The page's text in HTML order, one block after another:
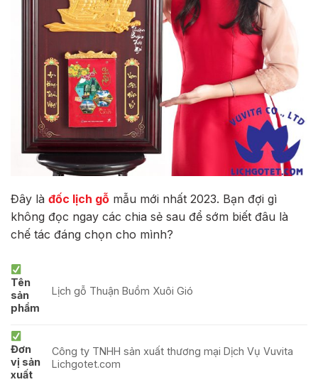
Đây là đốc lịch gỗ mẫu mới nhất 2023. Bạn đợi gì
không đọc ngay các chia sẻ sau để sớm biết đâu là
chế tác đáng chọn cho mình?
Tên
sản
phẩm
Lịch gỗ Thuận Buồm Xuôi Gió
Đơn
vị sản
xuất
Công ty TNHH sản xuất thương mại Dịch Vụ Vuvita
Lichgotet.com